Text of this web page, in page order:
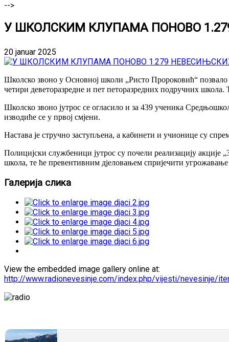
-->
У ШКОЛСКИМ КЛУПАМА ПОНОВО
20 januar 2025
Школско звоно у Основној школи „Ристо Пророковић“ позвало
четири деветоразредне и пет петоразредних подручних
Школско звоно јутрос се огласило и за 439 ученика
изводиће се у првој смјени.
Настава је стручно заступљена, а кабинети и учионице су
Полицијски службеници јутрос су почели реализацију акције
школа, те ће превентивним дјеловањем спријечити угрожавање
Галерија слика
View the embedded image gallery online at:
http://www.radionevesinje.com/index.php/vijesti/nevesinje/